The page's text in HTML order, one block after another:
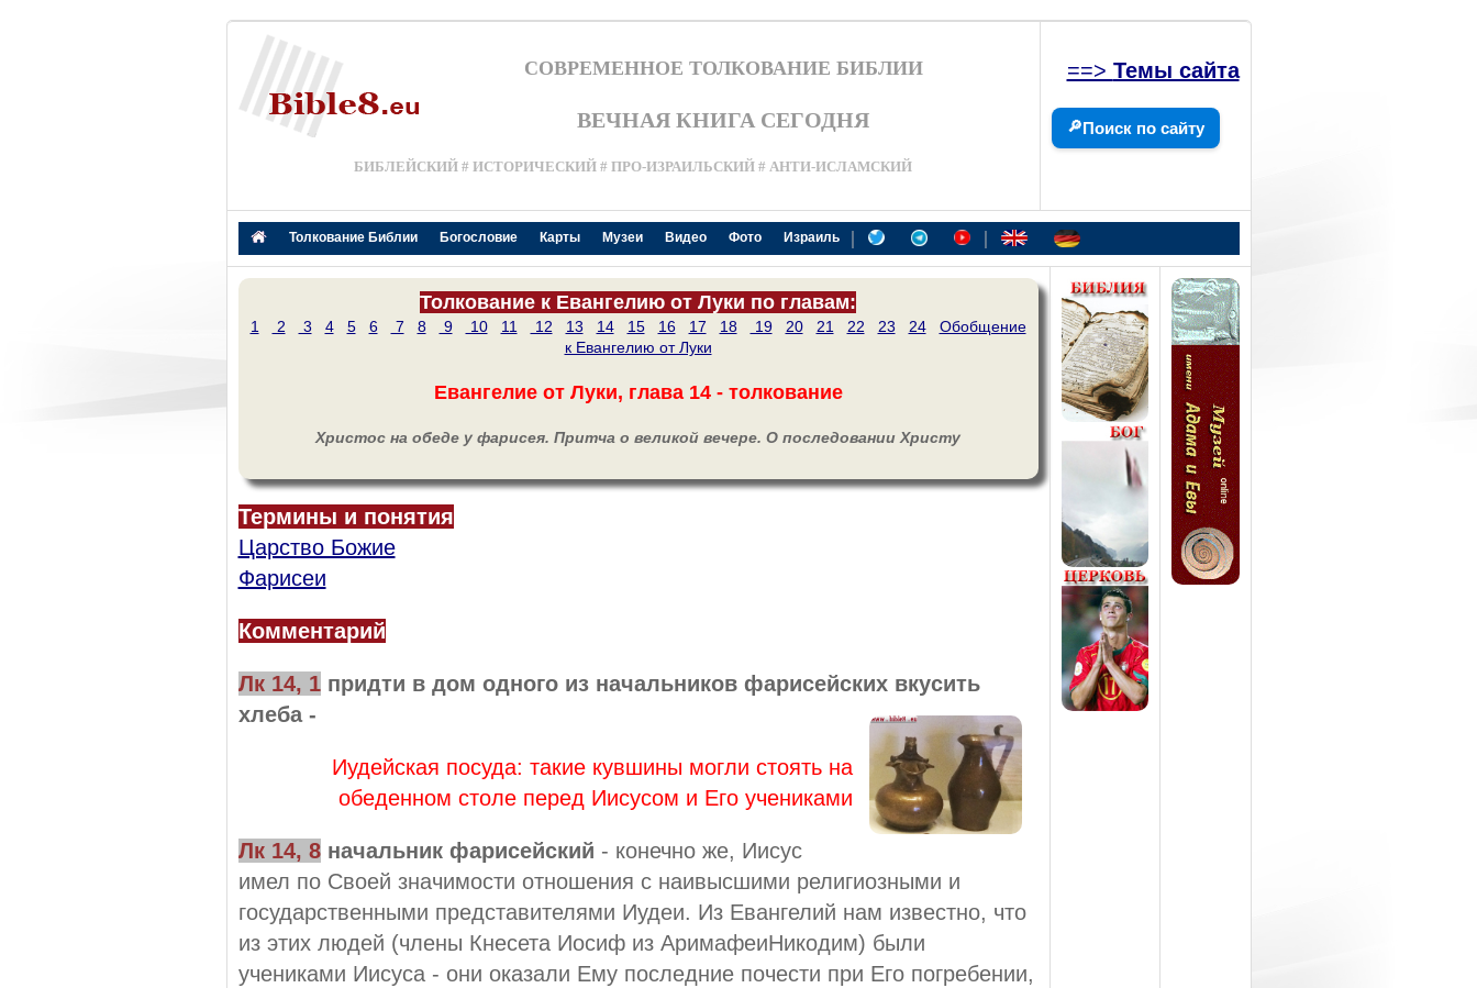
СОВРЕМЕННОЕ ТОЛКОВАНИЕ БИБЛИИ
ВЕЧНАЯ КНИГА СЕГОДНЯ
БИБЛЕЙСКИЙ # ИСТОРИЧЕСКИЙ # ПРО-ИЗРАИЛЬСКИЙ # АНТИ-ИСЛАМСКИЙ
==> Темы сайта
🔎Поиск по сайту
Толкование Библии Богословие Карты Музеи Видео Фото Израиль | |
Толкование к Евангелию от Луки по главам:
1 2 3 4 5 6 7 8 9 10 11 12 13 14 15 16 17 18 19 20 21 22 23 24
Обобщение
к Евангелию от Луки
Евангелие от Луки, глава 14 - толкование
Христос на обеде у фарисея. Притча о великой вечере. О последовании Христу
Термины и понятия
Царство Божие
Фарисеи
Комментарий
Лк 14, 1придти в дом одного из начальников фарисейских вкусить
хлеба -
Иудейская посуда: такие кувшины могли стоять на
обеденном столе перед Иисусом и Его учениками
Лк 14, 8 начальник фарисейский - конечно же, Иисус
имел по Своей значимости отношения с наивысшими религиозными и
государственными представителями Иудеи. Из Евангелий нам известно, что
из этих людей (члены Кнесета Иосиф из АримафеиНикодим) были
учениками Иисуса - они оказали Ему последние почести при Его погребении,